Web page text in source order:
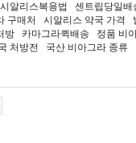
알리스복용법 센트립당일
구매처 시알리스 약국 가격
방 카마그라퀵배송 정품 비
처방전 국산 비아그라 종